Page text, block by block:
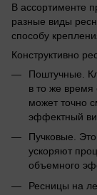
В ассортименте
разные виды
способу
Конструктивно
Поштучные.
в то же
может точно
эффектный
Пучковые.
ускоряют
объемного
Ресницы на